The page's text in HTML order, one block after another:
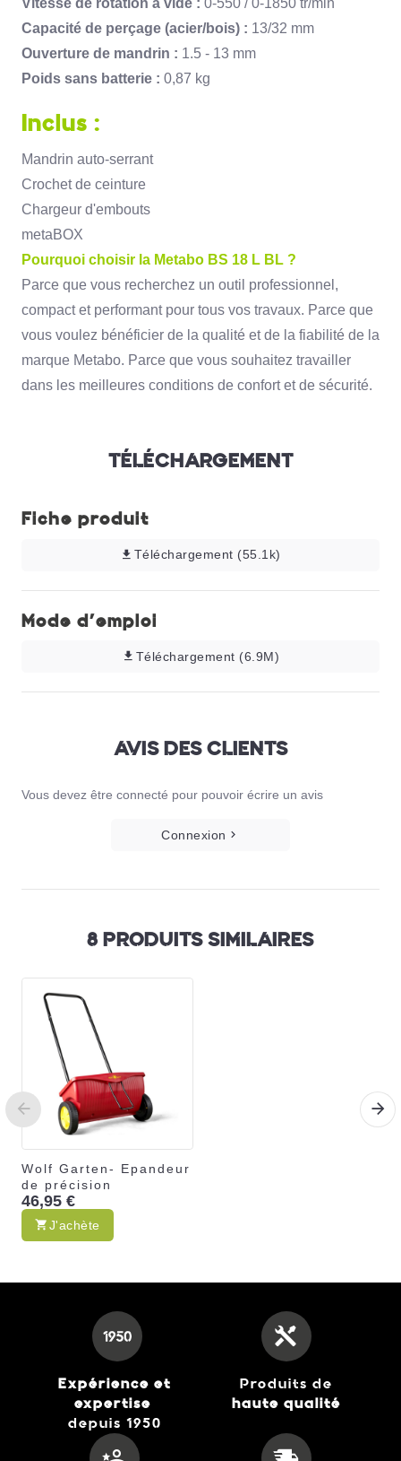
Vitesse de rotation à vide : 0-550 / 0-1850 tr/min
Capacité de perçage (acier/bois) : 13/32 mm
Ouverture de mandrin : 1.5 - 13 mm
Poids sans batterie : 0,87 kg
Inclus :
Mandrin auto-serrant
Crochet de ceinture
Chargeur d'embouts
metaBOX
Pourquoi choisir la Metabo BS 18 L BL ?
Parce que vous recherchez un outil professionnel,
compact et performant pour tous vos travaux. Parce que
vous voulez bénéficier de la qualité et de la fiabilité de la
marque Metabo. Parce que vous souhaitez travailler
dans les meilleures conditions de confort et de sécurité.
TÉLÉCHARGEMENT
Fiche produit
Téléchargement (55.1k)
Mode d'emploi
Téléchargement (6.9M)
AVIS DES CLIENTS
Vous devez être connecté pour pouvoir écrire un avis
Connexion
8 PRODUITS SIMILAIRES
Wolf Garten- Epandeur
de précision
46,95 €
J'achète
Wolf Garten- Balai
Universel Multistar Ui-
Expérience et
expertise
depuis 1950
Produits de
haute qualité